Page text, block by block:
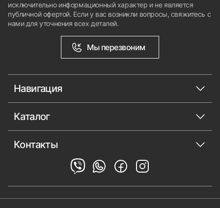
исключительно информационный характер и не является
публичной офертой. Если у вас возникли вопросы, свяжитесь с
нами для уточнения всех деталей.
Мы перезвоним
Навигация
Каталог
Контакты